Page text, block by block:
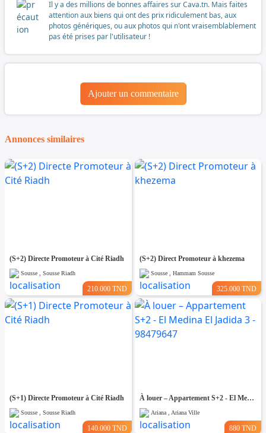
Il y a des millions de bonnes affaires sur Cava.tn. Mais faites
attention aux biens qui ont des prix ridiculement bas, aux
photos génériques, ou aux photos qui n'ont vraisemblablement
pas été prises par l'utilisateur !
Ajouter un commentaire
Annonces similaires
(S+2) Directe Promoteur à Cité Riadh
Sousse , Sousse Riadh
210.000 TND
(S+2) Direct Promoteur à khezema
Sousse , Hammam Sousse
325.000 TND
(S+1) Directe Promoteur à Cité Riadh
Sousse , Sousse Riadh
140.000 TND
À louer – Appartement S+2 - El Medina El Jadida 3 - 98479647
Ariana , Ariana Ville
880 TND